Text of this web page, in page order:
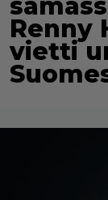
Renny
vietti